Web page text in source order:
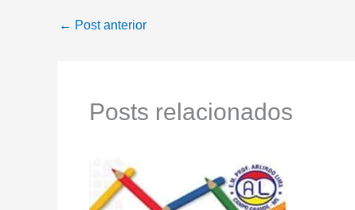
← Post anterior
Posts relacionados